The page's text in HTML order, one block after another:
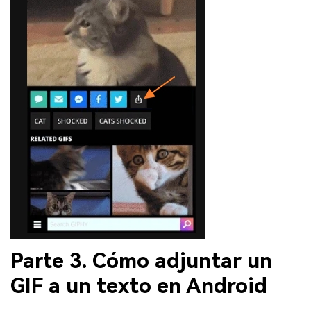
Parte 3. Cómo adjuntar un
GIF a un texto en Android